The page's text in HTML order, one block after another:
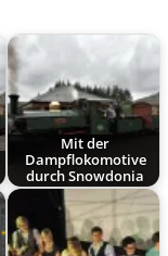
Mit der
Dampflokomotive
durch Snowdonia